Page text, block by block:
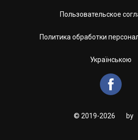
Пользовательское
Политика обработки
Українською

© 2019-2026 by